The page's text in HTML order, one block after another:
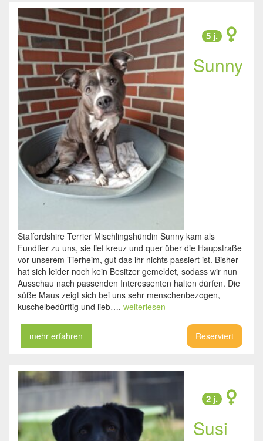
5 j.
Sunny
Staffordshire Terrier Mischlingshündin Sunny kam als
Fundtier zu uns, sie lief kreuz und quer über die Haupstraße
vor unserem Tierheim, gut das ihr nichts passiert ist. Bisher
hat sich leider noch kein Besitzer gemeldet, sodass wir nun
Ausschau nach passenden Interessenten halten dürfen. Die
süße Maus zeigt sich bei uns sehr menschenbezogen,
kuschelbedürftig und lieb…. weiterlesen
Reserviert
mehr erfahren
2 j.
Susi